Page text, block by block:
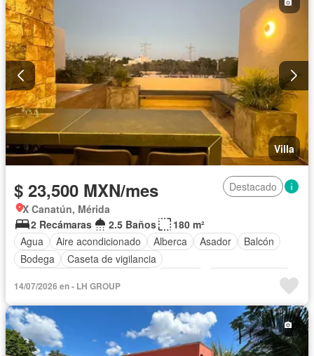
Televisión por cable
Vista panorámica
Wifi
Zonas verdes
Solo familias
Completamente amueblado
Villa
$ 23,500 MXN/mes
Destacado
X Canatún, Mérida
2 Recámaras
2.5 Baños
180 m²
Agua
Aire acondicionado Alberca Asador
Balcón
Bodega
Caseta de vigilancia
Cocina equipada
Cocina integral
Cuarto de Limpieza
Electricidad
Estacionamiento
Internet
Recámara con closet
Azotea
Seguridad
Televisión por cable
Terraza Vista panorámica
Wifi
14/07/2026 en - LH GROUP